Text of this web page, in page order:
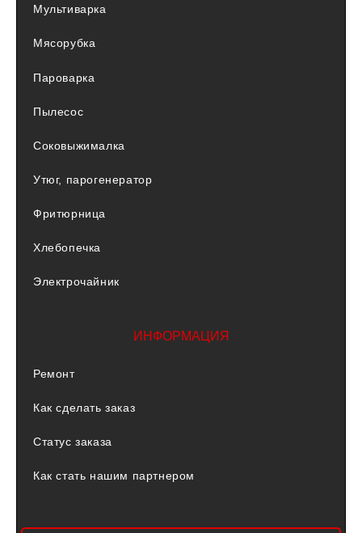
Мультиварка
Мясорубка
Пароварка
Пылесос
Соковыжималка
Утюг, парогенератор
Фритюрница
Хлебопечка
Электрочайник
ИНФОРМАЦИЯ
Ремонт
Как сделать заказ
Статус заказа
Как стать нашим партнером